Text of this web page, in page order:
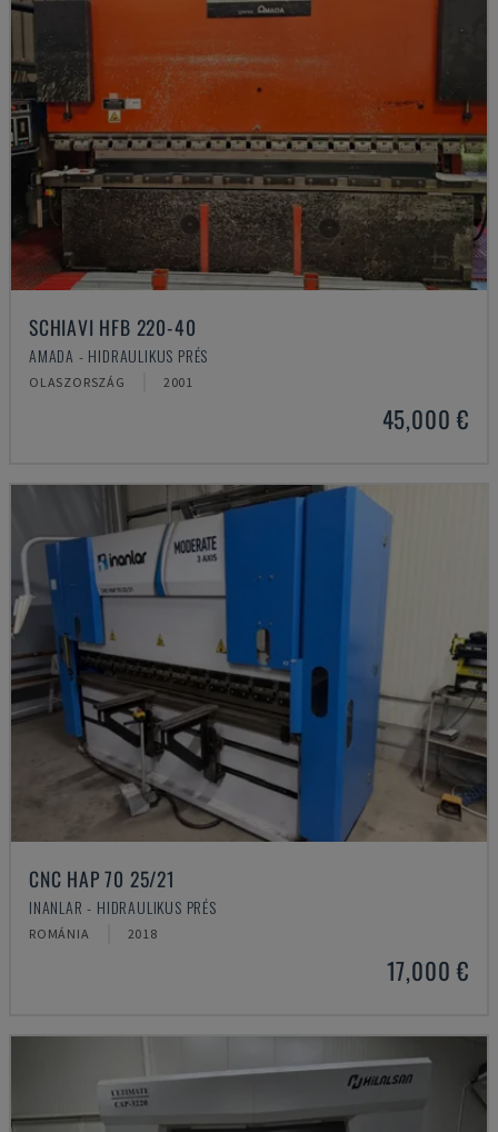
SCHIAVI HFB 220-40
AMADA - HIDRAULIKUS PRÉS
OLASZORSZÁG 2001
45,000 €
CNC HAP 70 25/21
INANLAR - HIDRAULIKUS PRÉS
ROMÁNIA 2018
17,000 €